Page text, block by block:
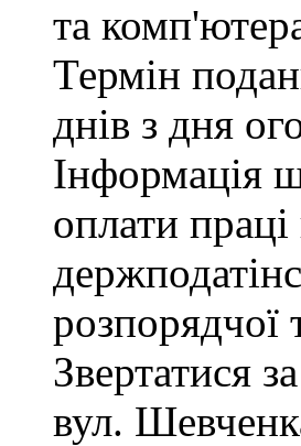
та
Термін
днів з дня
Інформація
оплати
Звертатися
вул.